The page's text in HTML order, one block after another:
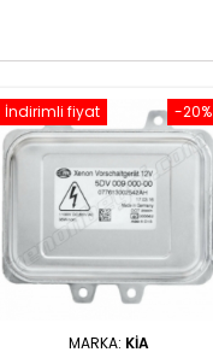
-20%
İndirimli fiyat
MARKA: KIA